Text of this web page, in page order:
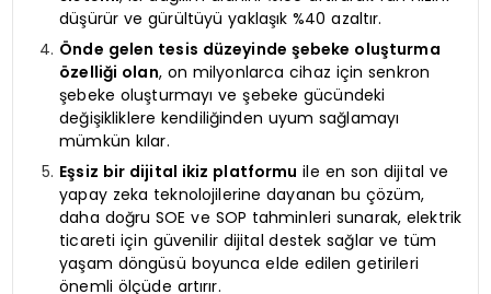
düşürür ve gürültüyü yaklaşık %40 azaltır.
Önde gelen tesis düzeyinde şebeke oluşturma
özelliği olan, on milyonlarca cihaz için senkron
şebeke oluşturmayı ve şebeke gücündeki
değişikliklere kendiliğinden uyum sağlamayı
mümkün kılar.
Eşsiz bir dijital ikiz platformu ile en son dijital ve
yapay zeka teknolojilerine dayanan bu çözüm,
daha doğru SOE ve SOP tahminleri sunarak, elektrik
ticareti için güvenilir dijital destek sağlar ve tüm
yaşam döngüsü boyunca elde edilen getirileri
önemli ölçüde artırır.